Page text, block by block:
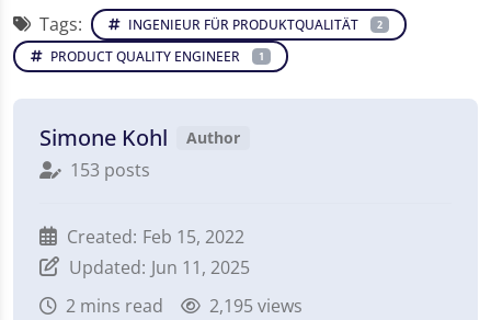
Tags: INGENIEUR FÜR PRODUKTQUALITÄT 2
PRODUCT QUALITY ENGINEER 1
Simone Kohl Author
153 posts
Created: Feb 15, 2022
Updated: Jun 11, 2025
2 mins read 2,195 views